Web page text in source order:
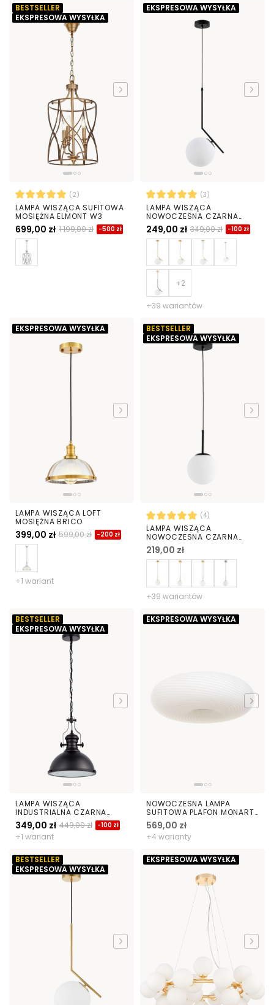
BESTSELLER
EKSPRESOWA WYSYŁKA
(2)
LAMPA WISZĄCA SUFITOWA
MOSIĘŻNA ELMONT W3
699,00 zł 1 199,00 zł -500 zł
EKSPRESOWA WYSYŁKA
(3)
LAMPA WISZĄCA
NOWOCZESNA CZARNA
BIAŁA KULA SORENTO 20
249,00 zł 349,00 zł -100 zł
+39 wariantów
EKSPRESOWA WYSYŁKA
LAMPA WISZĄCA LOFT
MOSIĘŻNA BRICO
399,00 zł 599,00 zł -200 zł
+1 wariant
BESTSELLER
EKSPRESOWA WYSYŁKA
(4)
LAMPA WISZĄCA
NOWOCZESNA CZARNA
BIAŁA KULA FREDICA 15
219,00 zł
+39 wariantów
BESTSELLER
EKSPRESOWA WYSYŁKA
LAMPA WISZĄCA
INDUSTRIALNA CZARNA
ELIGIO W1
349,00 zł 449,00 zł -100 zł
+1 wariant
EKSPRESOWA WYSYŁKA
NOWOCZESNA LAMPA
SUFITOWA PLAFON MONARTE
D48
569,00 zł
+4 warianty
BESTSELLER
EKSPRESOWA WYSYŁKA
EKSPRESOWA WYSYŁKA